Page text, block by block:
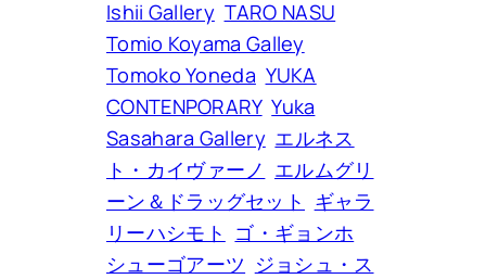
Ishii Gallery TARO NASU
Tomio Koyama Galley
Tomoko Yoneda YUKA
CONTENPORARY Yuka
Sasahara Gallery エルネス
ト・カイヴァーノ エルムグリ
ーン＆ドラッグセット ギャラ
リーハシモト ゴ・ギョンホ
シューゴアーツ ジョシュ・ス